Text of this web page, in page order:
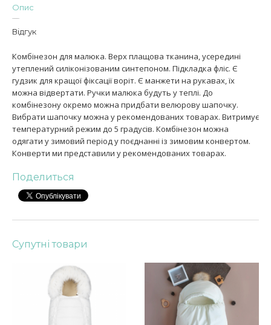
Опис
Відгук
Комбінезон для малюка. Верх плащова тканина, усередині
утеплений силіконізованим синтепоном. Підкладка фліс. Є
гудзик для кращої фіксації воріт. Є манжети на рукавах, їх
можна відвертати. Ручки малюка будуть у теплі. До
комбінезону окремо можна придбати велюрову шапочку.
Вибрати шапочку можна у рекомендованих товарах. Витримує
температурний режим до 5 градусів. Комбінезон можна
одягати у зимовий період у поєднанні із зимовим конвертом.
Конверти ми представили у рекомендованих товарах.
Поделиться
Супутні товари